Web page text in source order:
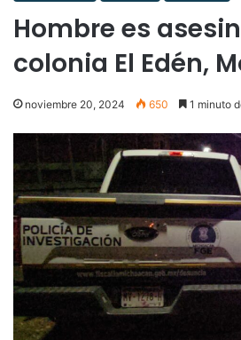
Hombre es
colonia El Edén,
noviembre 20, 2024 650 1 minuto